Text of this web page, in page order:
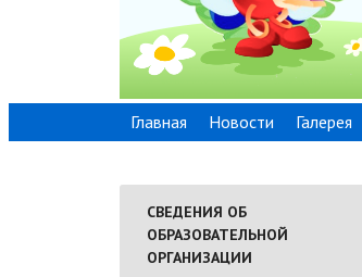
Главная Новости Галерея
СВЕДЕНИЯ ОБ
ОБРАЗОВАТЕЛЬНОЙ
ОРГАНИЗАЦИИ